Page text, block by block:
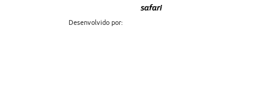
Desenvolvido por: